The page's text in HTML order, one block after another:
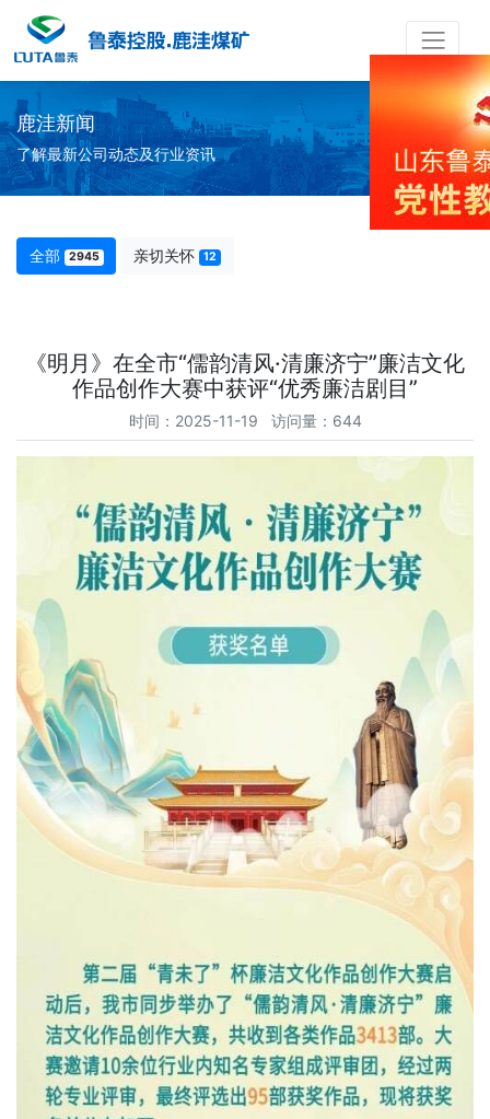
鹿洼新闻
了解最新公司动态及行业资讯
全部 2945 亲切关怀 12
《明月》在全市“儒韵清风·清廉济宁”廉洁文化
作品创作大赛中获评“优秀廉洁剧目”
时间：2025-11-19 访问量：644